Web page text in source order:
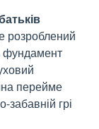
розроблений
фундамент
перейме
забавній грі